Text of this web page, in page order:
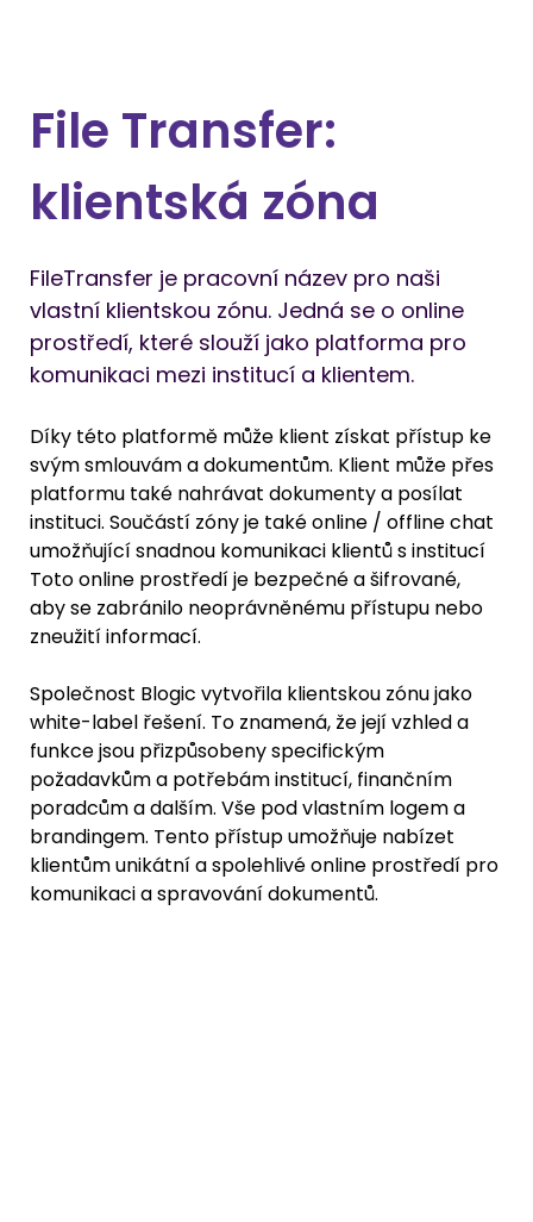
File Transfer:
klientská zóna
FileTransfer je pracovní název pro naši
vlastní klientskou zónu. Jedná se o online
prostředí, které slouží jako platforma pro
komunikaci mezi institucí a klientem.
Díky této platformě může klient získat přístup ke
svým smlouvám a dokumentům. Klient může přes
platformu také nahrávat dokumenty a posílat
instituci. Součástí zóny je také online / offline chat
umožňující snadnou komunikaci klientů s institucí
Toto online prostředí je bezpečné a šifrované,
aby se zabránilo neoprávněnému přístupu nebo
zneužití informací.
Společnost Blogic vytvořila klientskou zónu jako
white-label řešení. To znamená, že její vzhled a
funkce jsou přizpůsobeny specifickým
požadavkům a potřebám institucí, finančním
poradcům a dalším. Vše pod vlastním logem a
brandingem. Tento přístup umožňuje nabízet
klientům unikátní a spolehlivé online prostředí pro
komunikaci a spravování dokumentů.